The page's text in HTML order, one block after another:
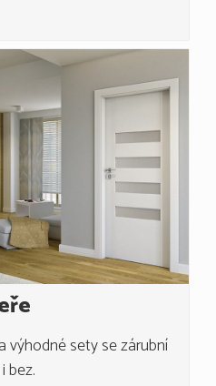
výhodné sety se zárubní
bez.